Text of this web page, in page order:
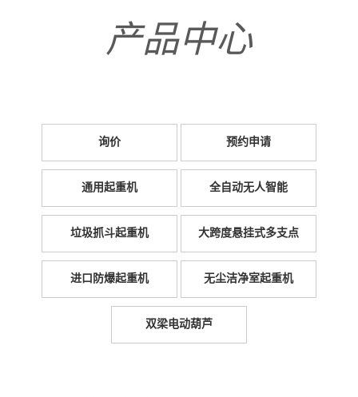
产品中心
询价 预约申请
通用起重机 全自动无人智能
垃圾抓斗起重机 大跨度悬挂式多支点
进口防爆起重机 无尘洁净室起重机
双梁电动葫芦